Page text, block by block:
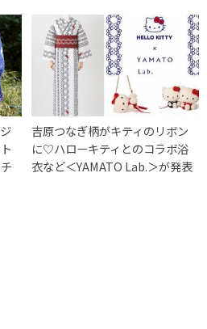
吉原つなぎ柄がキティのリボン
に♡ハローキティとのコラボ浴
衣など＜YAMATO Lab.＞が発表